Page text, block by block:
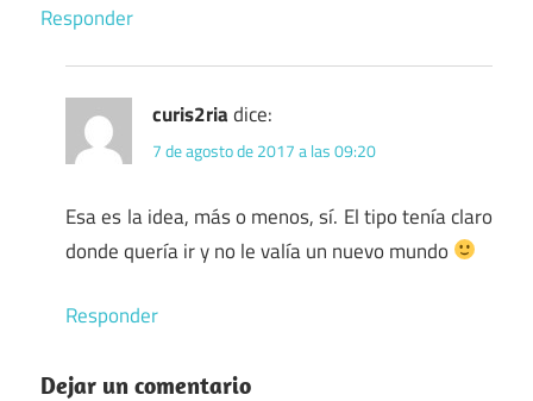
Responder
curis2ria dice:
7 de agosto de 2017 a las 09:20
Esa es la idea, más o menos, sí. El tipo tenía claro
donde quería ir y no le valía un nuevo mundo
Responder
Dejar un comentario